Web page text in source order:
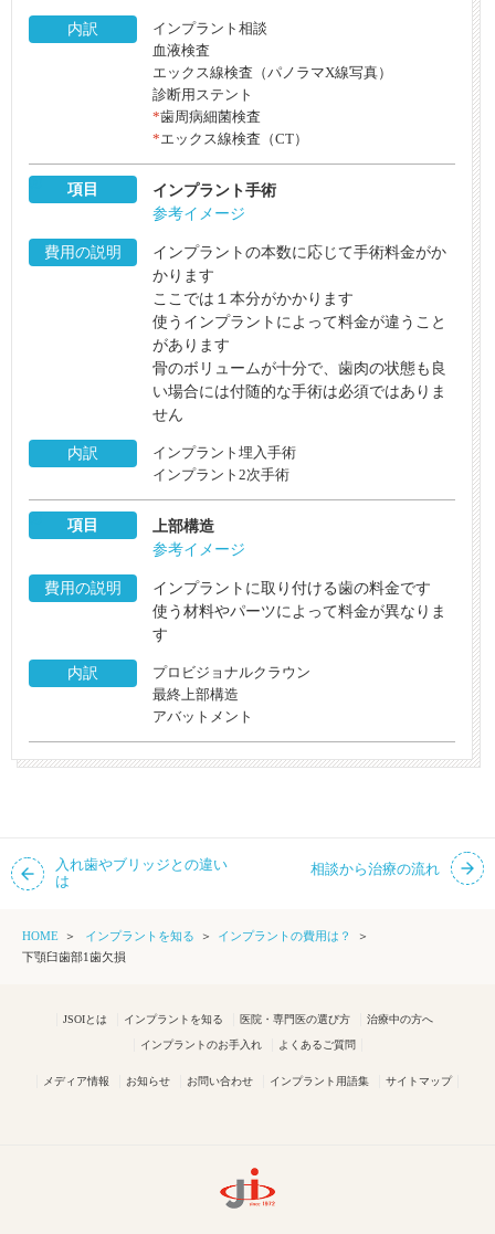
内訳
インプラント相談
血液検査
エックス線検査（パノラマX線写真）
診断用ステント
*歯周病細菌検査
*エックス線検査（CT）
項目
インプラント手術
参考イメージ
費用の説明
インプラントの本数に応じて手術料金がか
かります
ここでは１本分がかかります
使うインプラントによって料金が違うこと
があります
骨のボリュームが十分で、歯肉の状態も良
い場合には付随的な手術は必須ではありま
せん
内訳
インプラント埋入手術
インプラント2次手術
項目
上部構造
参考イメージ
費用の説明
インプラントに取り付ける歯の料金です
使う材料やパーツによって料金が異なりま
す
内訳
プロビジョナルクラウン
最終上部構造
アバットメント
入れ歯やブリッジとの違い
は
相談から治療の流れ
HOME インプラントを知る
インプラントの費用は？
下顎臼歯部1歯欠損
JSOIとは インプラントを知る 医院・専門医の選び方 治療中の方へ
インプラントのお手入れ よくあるご質問
メディア情報 お知らせ お問い合わせ インプラント用語集 サイトマップ